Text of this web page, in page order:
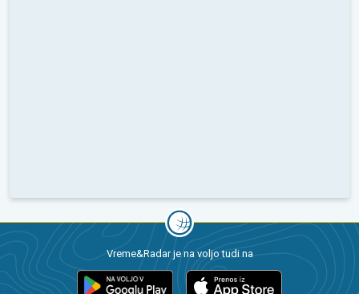
Vreme&Radar je na voljo tudi na